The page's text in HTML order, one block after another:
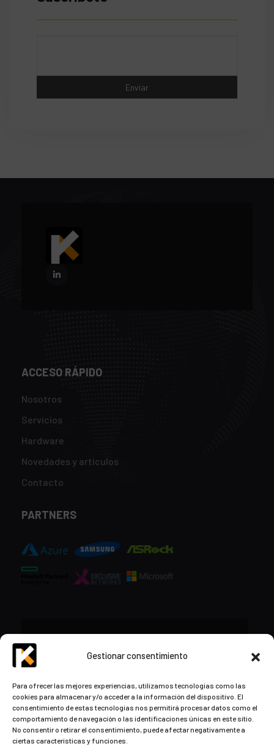
Gestionar consentimiento
Para ofrecer las mejores experiencias, utilizamos tecnologías como las
cookies para almacenar y/o acceder a la información del dispositivo. El
consentimiento de estas tecnologías nos permitirá procesar datos como el
comportamiento de navegación o las identificaciones únicas en este sitio.
No consentir o retirar el consentimiento, puede afectar negativamente a
ciertas características y funciones.
ACCESO RÁPIDO
Nosotros
Servicios
Hardware
Novedades y artículos
Contacto
PARTNERS
contacto@kds.cloud
www.kds.cloud
Plaza Libertad 8Entreplanta, Oficina